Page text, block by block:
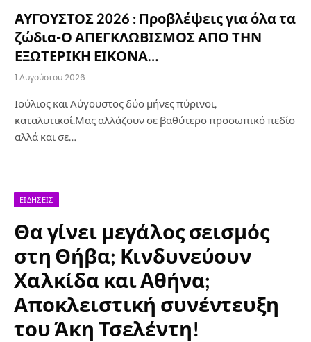
ΑΥΓΟΥΣΤΟΣ 2026 : Προβλέψεις για όλα τα
ζώδια-Ο ΑΠΕΓΚΛΩΒΙΣΜΟΣ ΑΠΟ ΤΗΝ
ΕΞΩΤΕΡΙΚΗ ΕΙΚΟΝΑ…
1 Αυγούστου 2026
Ιούλιος και Αύγουστος δύο μήνες πύρινοι,
καταλυτικοί.Μας αλλάζουν σε βαθύτερο προσωπικό πεδίο
αλλά και σε…
ΕΙΔΉΣΕΙΣ
Θα γίνει μεγάλος σεισμός
στη Θήβα; Κινδυνεύουν
Χαλκίδα και Αθήνα;
Αποκλειστική συνέντευξη
του Άκη Τσελέντη!